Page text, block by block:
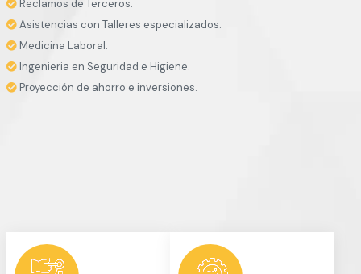
Reclamos de Terceros.
Asistencias con Talleres especializados.
Medicina Laboral.
Ingenieria en Seguridad e Higiene.
Proyección de ahorro e inversiones.